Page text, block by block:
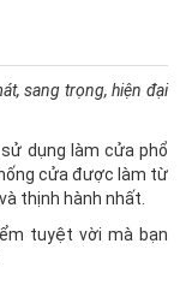
sang trọng, hiện đại
dụng làm cửa phổ
cửa được làm từ
thịnh hành nhất.
tuyệt vời mà bạn